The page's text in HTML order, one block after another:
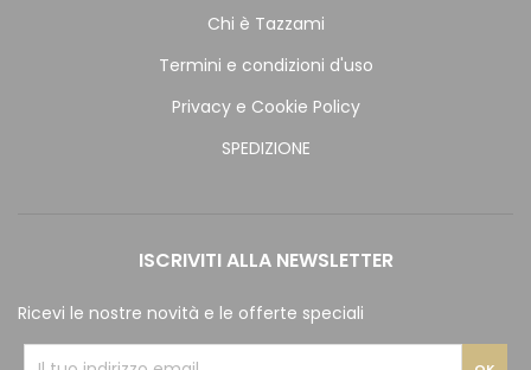
Chi è Tazzami
Termini e condizioni d'uso
Privacy e Cookie Policy
SPEDIZIONE
ISCRIVITI ALLA NEWSLETTER
Ricevi le nostre novità e le offerte speciali